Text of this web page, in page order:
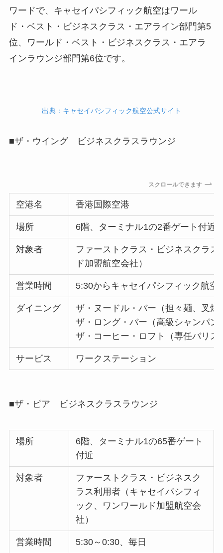
ワードで、キャセイパシフィック航空はワール
ド・ベスト・ビジネスクラス・エアライン部門第5
位、ワールド・ベスト・ビジネスクラス・エアラ
インラウンジ部門第6位です。
出典：キャセイパシフィック航空公式サイト
■ザ・ウイング ビジネスクラスラウンジ
スクロールできます
空港名 香港国際空港
場所 6階、ターミナル1の2番ゲート付近
対象者
ファーストクラス・ビジネスクラ
ド加盟航空会社）
営業時間 5:30からキャセイパシフィック航
ダイニング
ザ・ヌードル・バー（担々麺、叉焼
ザ・ロング・バー（高級シャンパン
ザ・コーヒー・ロフト（専任バリ
サービス ワークステーション
■ザ・ピア ビジネスクラスラウンジ
場所
6階、ターミナル1の65番ゲート
付近
対象者
ファーストクラス・ビジネスク
ラス利用者（キャセイパシフィ
ック、ワンワールド加盟航空会
社）
営業時間 5:30～0:30、毎日